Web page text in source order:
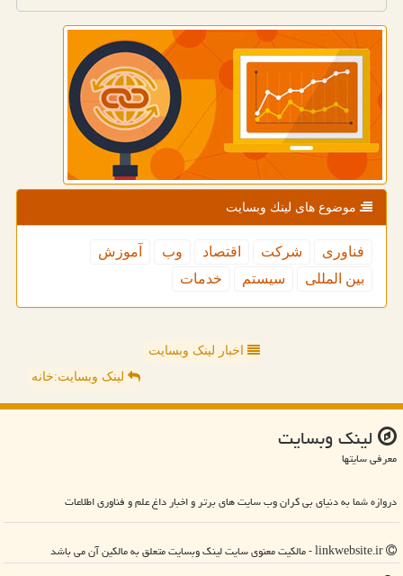
موضوع های لینك وبسایت
فناوری شركت اقتصاد وب
آموزش
بین المللی
سیستم خدمات
اخبار لینک وبسایت
لینک وبسایت:خانه
لینك وبسایت
معرفی سایتها
دروازه شما به دنیای بی کران وب سایت های برتر و اخبار داغ علم و فناوری اطلاعات